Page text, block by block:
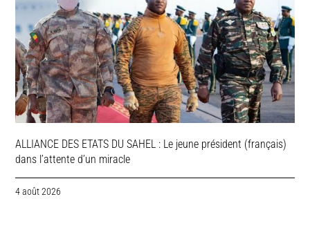
ALLIANCE DES ETATS DU SAHEL : Le jeune président (français)
dans l’attente d’un miracle
4 août 2026